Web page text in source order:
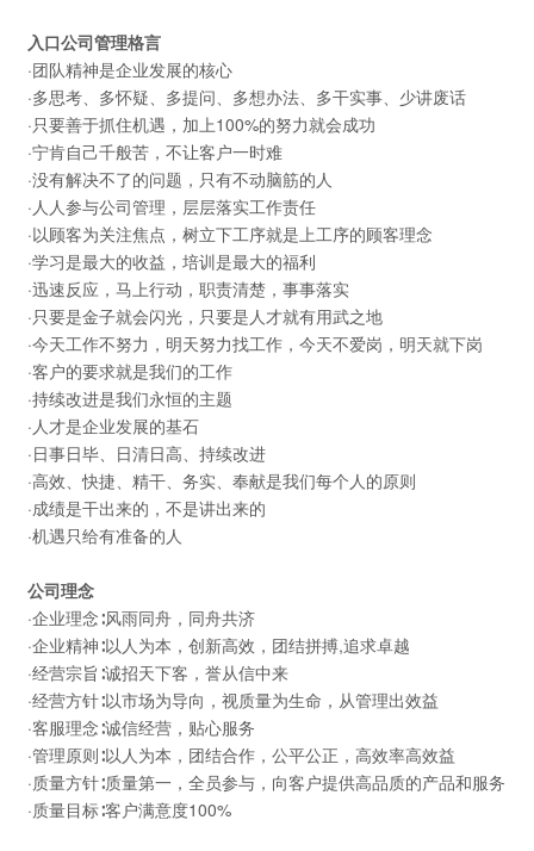
入口公司管理格言
·团队精神是企业发展的核心
·多思考、多怀疑、多提问、多想办法、多干实事、少讲废话
·只要善于抓住机遇，加上100%的努力就会成功
·宁肯自己千般苦，不让客户一时难
·没有解决不了的问题，只有不动脑筋的人
·人人参与公司管理，层层落实工作责任
·以顾客为关注焦点，树立下工序就是上工序的顾客理念
·学习是最大的收益，培训是最大的福利
·迅速反应，马上行动，职责清楚，事事落实
·只要是金子就会闪光，只要是人才就有用武之地
·今天工作不努力，明天努力找工作，今天不爱岗，明天就下岗
·客户的要求就是我们的工作
·持续改进是我们永恒的主题
·人才是企业发展的基石
·日事日毕、日清日高、持续改进
·高效、快捷、精干、务实、奉献是我们每个人的原则
·成绩是干出来的，不是讲出来的
·机遇只给有准备的人
公司理念
·企业理念∶风雨同舟，同舟共济
·企业精神∶以人为本，创新高效，团结拼搏,追求卓越
·经营宗旨∶诚招天下客，誉从信中来
·经营方针∶以市场为导向，视质量为生命，从管理出效益
·客服理念∶诚信经营，贴心服务
·管理原则∶以人为本，团结合作，公平公正，高效率高效益
·质量方针∶质量第一，全员参与，向客户提供高品质的产品和服务
·质量目标∶客户满意度100%